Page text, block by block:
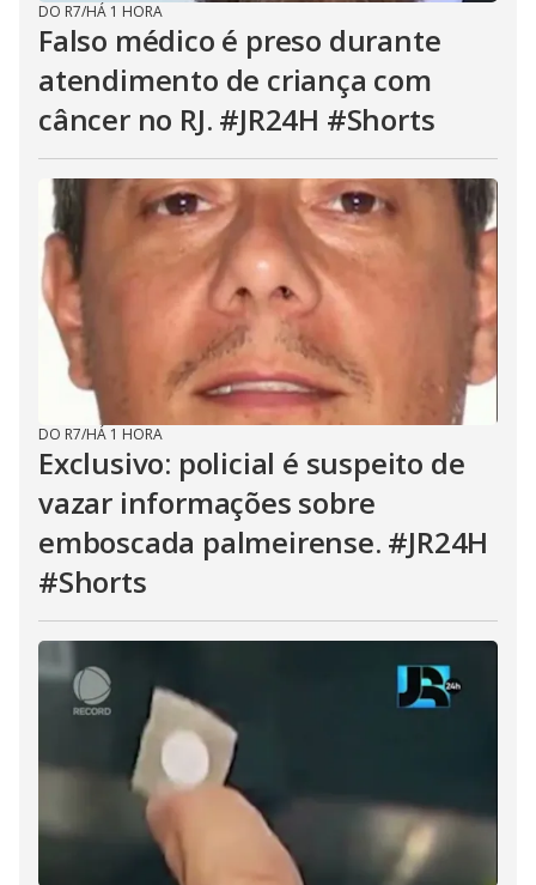
DO R7/HÁ 1 HORA
Falso médico é preso durante
atendimento de criança com
câncer no RJ. #JR24H #Shorts
DO R7/HÁ 1 HORA
Exclusivo: policial é suspeito de
vazar informações sobre
emboscada palmeirense. #JR24H
#Shorts